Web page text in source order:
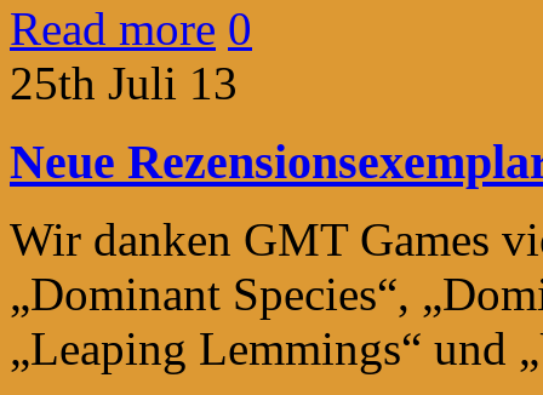
Read more 0
25th Juli 13
Neue
Wir danken GMT Games
„Dominant Species“,
„Leaping Lemmings“ und